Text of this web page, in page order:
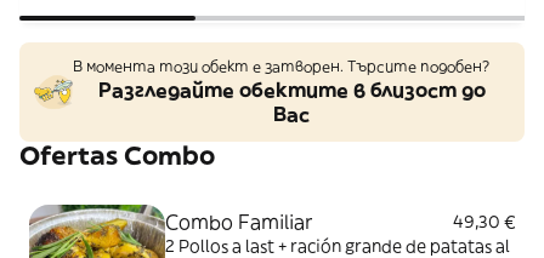
В момента този обект е затворен. Търсите подобен?
Разгледайте обектите в близост до
Вас
Ofertas Combo
Combo Familiar
49,30 €
2 Pollos a last + ración grande de patatas al